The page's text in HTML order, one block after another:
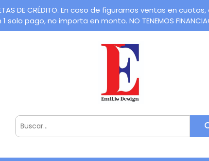
DE CRÉDITO. En caso de figurarnos ventas en
pago, no importa en monto. NO TENEMOS